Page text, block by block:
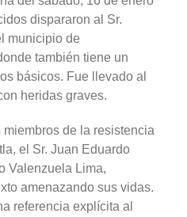
dispararon al Sr.
municipio de
también tiene un
básicos. Fue llevado al
heridas graves.
de la resistencia
el Sr. Juan Eduardo
Valenzuela Lima,
amenazando sus vidas.
referencia explícita al